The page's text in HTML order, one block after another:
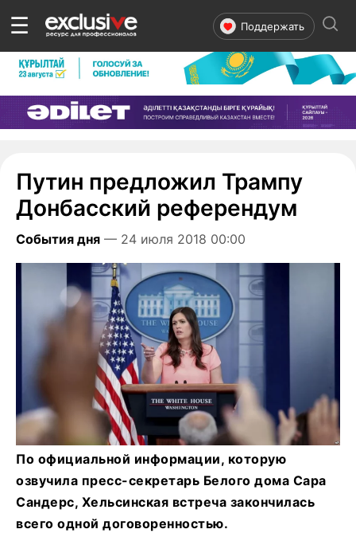
☰ Поддержать
Путин предложил Трампу
Донбасский референдум
События дня — 24 июля 2018 00:00
По официальной информации, которую
озвучила пресс-секретарь Белого дома Сара
Сандерс, Хельсинская встреча закончилась
всего одной договоренностью.